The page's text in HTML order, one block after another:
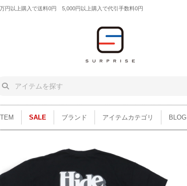
円以上購入で送料0円 5,000円以上購入で代引手数料0円
SALE ブランド アイテムカテゴリ BLOG